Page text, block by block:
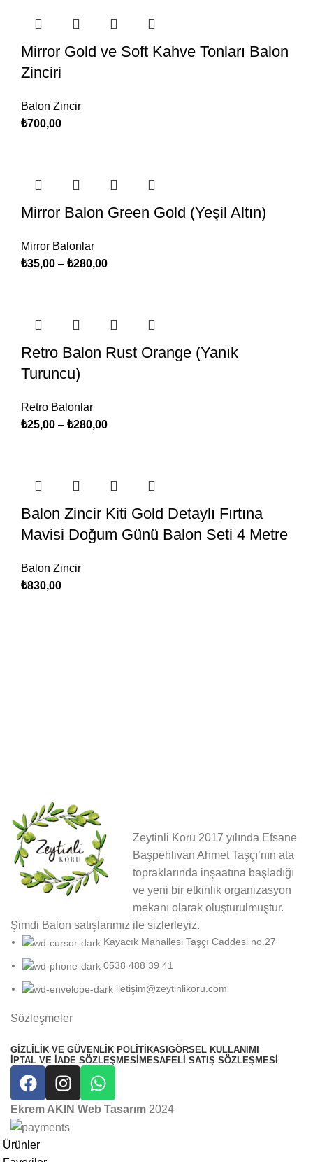
Mirror Gold ve Soft Kahve Tonları Balon
Zinciri
Balon Zincir
₺700,00
Mirror Balon Green Gold (Yeşil Altın)
Mirror Balonlar
₺35,00 – ₺280,00
Retro Balon Rust Orange (Yanık
Turuncu)
Retro Balonlar
₺25,00 – ₺280,00
Balon Zincir Kiti Gold Detaylı Fırtına
Mavisi Doğum Günü Balon Seti 4 Metre
Balon Zincir
₺830,00
Zeytinli Koru 2017 yılında Efsane
Başpehlivan Ahmet Taşçı’nın ata
topraklarında inşaatına başladığı
ve yeni bir etkinlik organizasyon
mekanı olarak oluşturulmuştur.
Şimdi Balon satışlarımız ile sizlerleyiz.
Kayacık Mahallesi Taşçı Caddesi no.27
0538 488 39 41
iletişim@zeytinlikoru.com
Sözleşmeler
GIZLILIK VE GÜVENLIK POLITIKASI GÖRSEL KULLANIMI
İPTAL VE İADE SÖZLEŞMESI MESAFELI SATIŞ SÖZLEŞMESI
Ekrem AKIN Web Tasarım 2024
Ürünler